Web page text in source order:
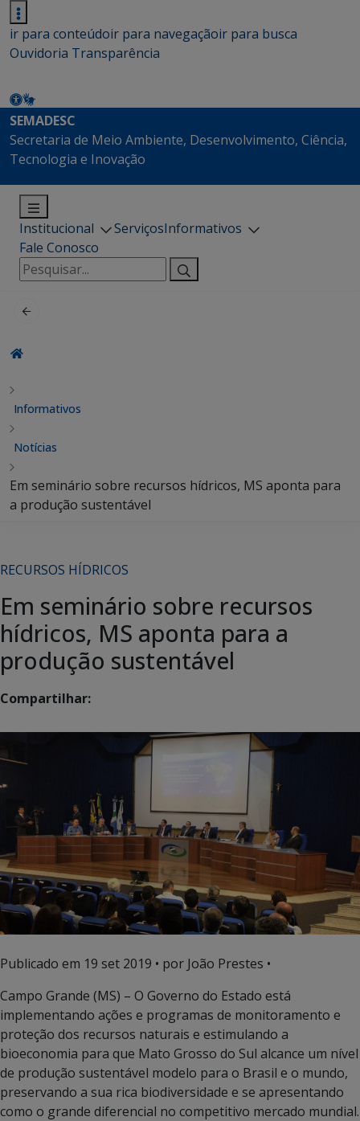
ir para conteúdoir para navegaçãoir para busca
Ouvidoria Transparência
SEMADESC
Secretaria de Meio Ambiente, Desenvolvimento, Ciência,
Tecnologia e Inovação
Institucional ServiçosInformativos
Fale Conosco
Pesquisar
por:
Informativos
Notícias
Em seminário sobre recursos hídricos, MS aponta para
a produção sustentável
RECURSOS HÍDRICOS
Em seminário sobre recursos
hídricos, MS aponta para a
produção sustentável
Compartilhar:
Publicado em 19 set 2019 • por João Prestes •
Campo Grande (MS) – O Governo do Estado está
implementando ações e programas de monitoramento e
proteção dos recursos naturais e estimulando a
bioeconomia para que Mato Grosso do Sul alcance um nível
de produção sustentável modelo para o Brasil e o mundo,
preservando a sua rica biodiversidade e se apresentando
como o grande diferencial no competitivo mercado mundial.